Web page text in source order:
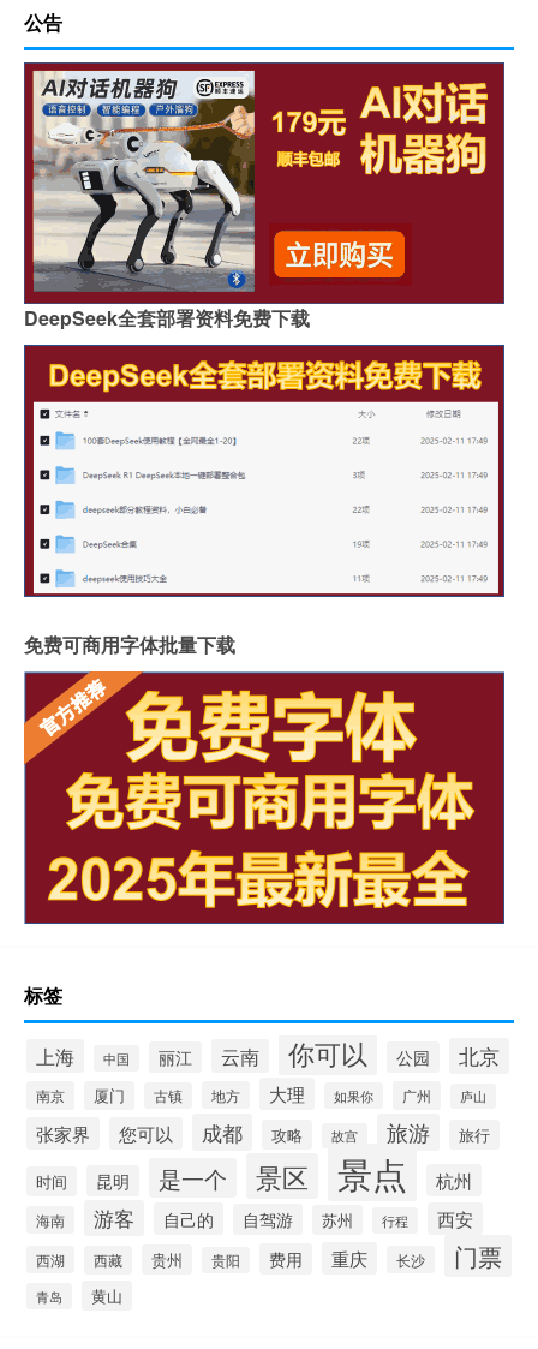
公告
DeepSeek全套部署资料免费下载
免费可商用字体批量下载
标签
上海 中国 丽江 云南 你可以 公园 北京
南京 厦门 古镇 地方 大理 如果你 广州 庐山
张家界 您可以 成都 攻略 故宫 旅游 旅行
时间 昆明 是一个 景区 景点 杭州
海南 游客 自己的 自驾游 苏州 行程 西安
西湖 西藏 贵州 贵阳 费用 重庆 长沙 门票
青岛 黄山